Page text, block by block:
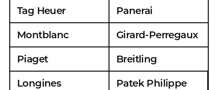
Tag Heuer Panerai
Montblanc Girard-Perregaux
Piaget Breitling
Longines Patek Philippe